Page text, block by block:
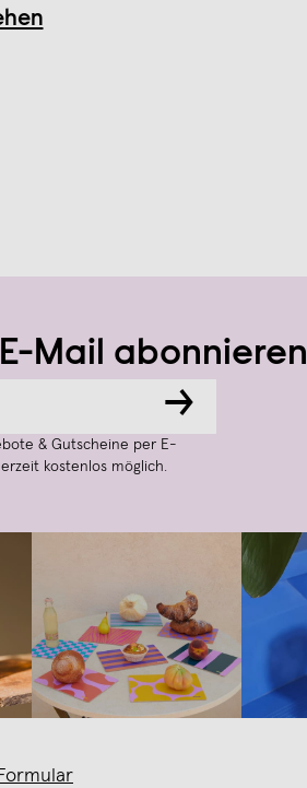
Mail abonnieren
→
& Gutscheine per E-
kostenlos möglich.